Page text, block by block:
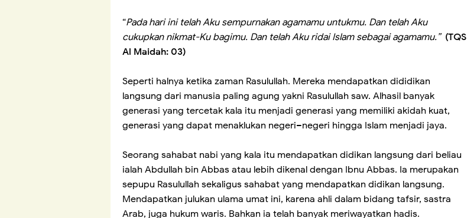
“Pada hari ini telah Aku sempurnakan agamamu untukmu. Dan telah Aku
cukupkan nikmat-Ku bagimu. Dan telah Aku ridai Islam sebagai agamamu.” (TQS
Al Maidah: 03)
Seperti halnya ketika zaman Rasulullah. Mereka mendapatkan dididikan
langsung dari manusia paling agung yakni Rasulullah saw. Alhasil banyak
generasi yang tercetak kala itu menjadi generasi yang memiliki akidah kuat,
generasi yang dapat menaklukan negeri–negeri hingga Islam menjadi jaya.
Seorang sahabat nabi yang kala itu mendapatkan didikan langsung dari beliau
ialah Abdullah bin Abbas atau lebih dikenal dengan Ibnu Abbas. Ia merupakan
sepupu Rasulullah sekaligus sahabat yang mendapatkan didikan langsung.
Mendapatkan julukan ulama umat ini, karena ahli dalam bidang tafsir, sastra
Arab, juga hukum waris. Bahkan ia telah banyak meriwayatkan hadis.